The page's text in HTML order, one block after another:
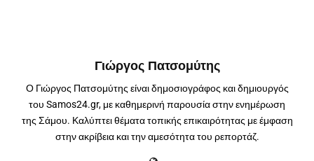
Γιώργος Πατσομύτης
Ο Γιώργος Πατσομύτης είναι δημοσιογράφος και δημιουργός
του Samos24.gr, με καθημερινή παρουσία στην ενημέρωση
της Σάμου. Καλύπτει θέματα τοπικής επικαιρότητας με έμφαση
στην ακρίβεια και την αμεσότητα του ρεπορτάζ.